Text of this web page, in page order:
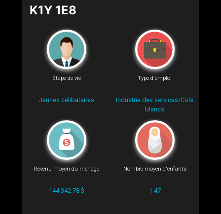
K1Y 1E8
Étape de vie
Jeunes célibataires
Type d'emploi
Industrie des services/Cols
blancs
Revenu moyen du ménage
144 342.78 $
Nombre moyen d'enfants
1.47